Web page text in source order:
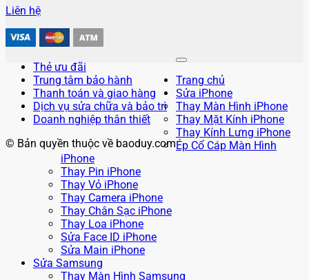
Liên hệ
Thẻ ưu đãi
Trung tâm bảo hành
Thanh toán và giao hàng
Dịch vụ sửa chữa và bảo trì
Doanh nghiệp thân thiết
© Bản quyền thuộc về baoduy.com
Trang chủ
Sửa iPhone
Thay Màn Hình iPhone
Thay Mặt Kính iPhone
Thay Kính Lưng iPhone
Ép Cổ Cáp Màn Hình
iPhone
Thay Pin iPhone
Thay Vỏ iPhone
Thay Camera iPhone
Thay Chân Sạc iPhone
Thay Loa iPhone
Sửa Face ID iPhone
Sửa Main iPhone
Sửa Samsung
Thay Màn Hình Samsung